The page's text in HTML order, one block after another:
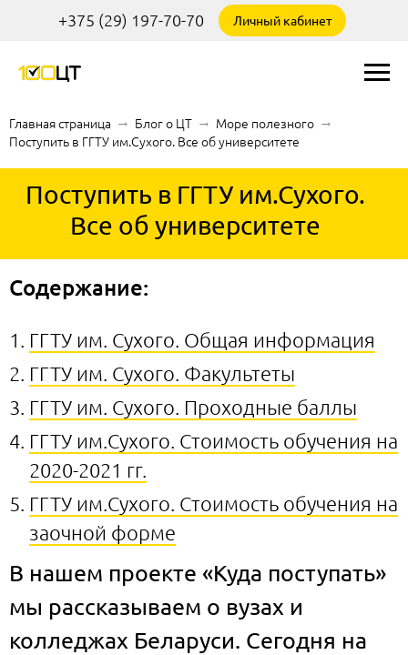
+375 (29) 197-70-70 Личный кабинет
Главная страница → Блог о ЦТ → Море полезного →
Поступить в ГГТУ им.Сухого. Все об университете
Поступить в ГГТУ им.Сухого.
Все об университете
Содержание:
ГГТУ им. Сухого. Общая информация
ГГТУ им. Сухого. Факультеты
ГГТУ им. Сухого. Проходные баллы
ГГТУ им.Сухого. Стоимость обучения на
2020-2021 гг.
ГГТУ им.Сухого. Стоимость обучения на
заочной форме
В нашем проекте «Куда поступать»
мы рассказываем о вузах и
колледжах Беларуси. Сегодня на